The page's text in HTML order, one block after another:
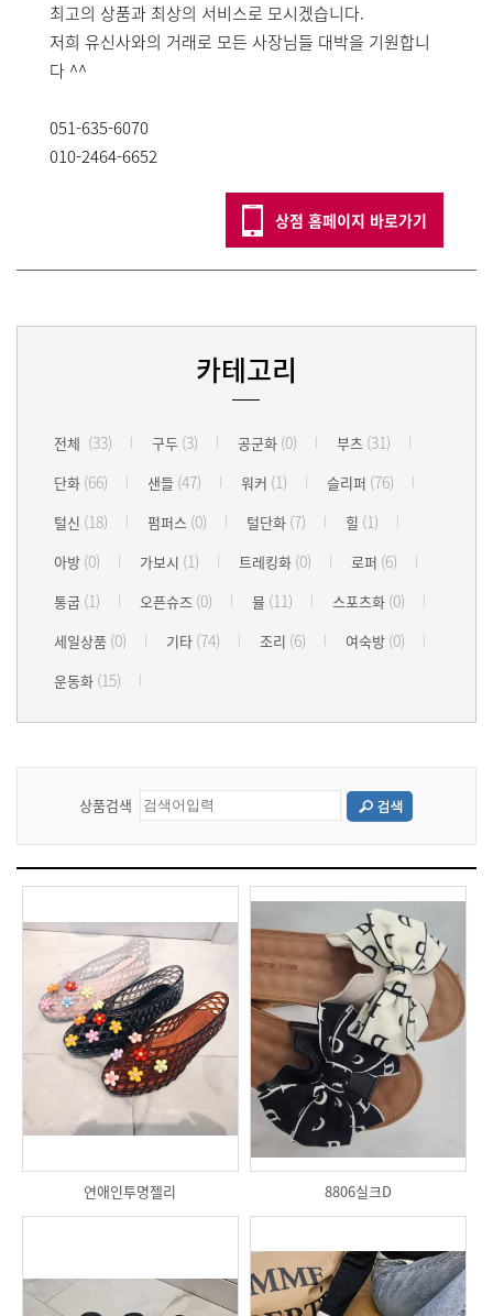
최고의 상품과 최상의 서비스로 모시겠습니다.
저희 유신사와의 거래로 모든 사장님들 대박을 기원합니
다 ^^
051-635-6070
010-2464-6652
상점 홈페이지 바로가기
카테고리
전체 (33) 구두 (3) 공군화 (0) 부츠 (31)
단화 (66) 샌들 (47) 워커 (1) 슬리퍼 (76)
털신 (18) 펌퍼스 (0) 털단화 (7) 힐 (1)
아방 (0) 가보시 (1) 트레킹화 (0) 로퍼 (6)
통굽 (1) 오픈슈즈 (0) 뮬 (11) 스포츠화 (0)
세일상품 (0) 기타 (74) 조리 (6) 여숙방 (0)
운동화 (15)
상품검색
연애인투명젤리 8806실크D